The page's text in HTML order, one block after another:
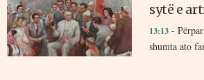
sytë e
13:13 -
shumta ato